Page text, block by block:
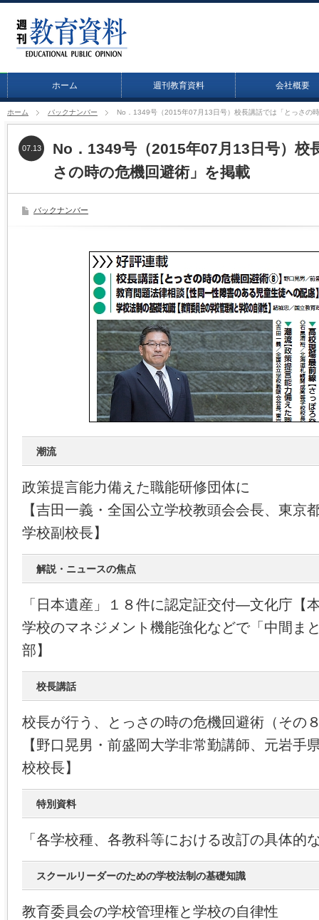
ホーム 週刊教育資料 会社概要
ホーム バックナンバー No．1349号（2015年07月13日号）校長講話では「とっさの
No．1349号（2015年07月13日号）校
さの時の危機回避術」を掲載
07.13
バックナンバー
潮流
政策提言能力備えた職能研修団体に
【吉田一義・全国公立学校教頭会会長、東京
学校副校長】
解説・ニュースの焦点
「日本遺産」１８件に認定証交付―文化庁【
学校のマネジメント機能強化などで「中間ま
部】
校長講話
校長が行う、とっさの時の危機回避術（その
【野口晃男・前盛岡大学非常勤講師、元岩手
校校長】
特別資料
「各学校種、各教科等における改訂の具体的
スクールリーダーのための学校法制の基礎知識
教育委員会の学校管理権と学校の自律性